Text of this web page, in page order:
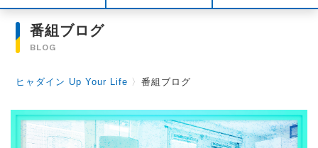
番組ブログ
BLOG
ヒャダイン Up Your Life 〉番組ブログ